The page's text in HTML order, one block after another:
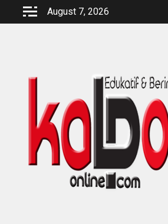
August 7, 2026